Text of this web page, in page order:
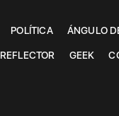
POLÍTICA ÁNGULO
REFLECTOR GEEK